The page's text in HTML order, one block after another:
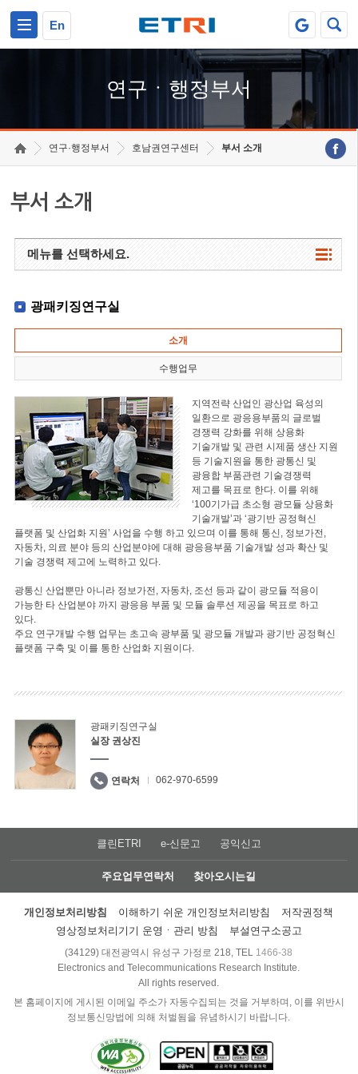
En
연구ㆍ행정부서
연구·행정부서 호남권연구센터 부서 소개
부서 소개
메뉴를 선택하세요.
광패키징연구실
소개
수행업무
지역전략 산업인 광산업 육성의
일환으로 광응용부품의 글로벌
경쟁력 강화를 위해 상용화
기술개발 및 관련 시제품 생산 지원
등 기술지원을 통한 광통신 및
광융합 부품관련 기술경쟁력
제고를 목표로 한다. 이를 위해
‘100기가급 초소형 광모듈 상용화
기술개발’과 ‘광기반 공정혁신
플랫폼 및 산업화 지원’ 사업을 수행 하고 있으며 이를 통해 통신, 정보가전,
자동차, 의료 분야 등의 산업분야에 대해 광응용부품 기술개발 성과 확산 및
기술 경쟁력 제고에 노력하고 있다.
광통신 산업뿐만 아니라 정보가전, 자동차, 조선 등과 같이 광모듈 적용이
가능한 타 산업분야 까지 광응용 부품 및 모듈 솔루션 제공을 목표로 하고
있다.
주요 연구개발 수행 업무는 초고속 광부품 및 광모듈 개발과 광기반 공정혁신
플랫폼 구축 및 이를 통한 산업화 지원이다.
광패키징연구실
실장 권상진
연락처 062-970-6599
클린ETRI e-신문고 공익신고
주요업무연락처 찾아오시는길
개인정보처리방침 이해하기 쉬운 개인정보처리방침
저작권정책
영상정보처리기기 운영ㆍ관리 방침
부설연구소공고
(34129) 대전광역시 유성구 가정로 218, TEL 1466-38
Electronics and Telecommunications Research Institute.
All rights reserved.
본 홈페이지에 게시된 이메일 주소가 자동수집되는 것을 거부하며, 이를 위반시
정보통신망법에 의해 처벌됨을 유념하시기 바랍니다.